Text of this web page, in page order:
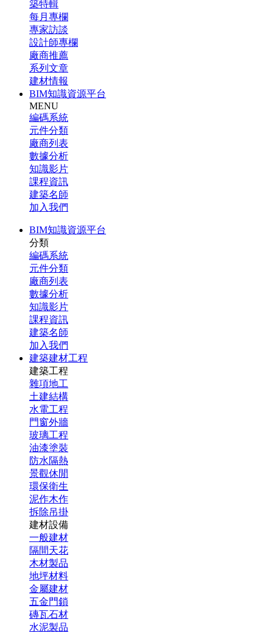
築特輯
每月專欄
專家訪談
設計師專欄
廠商推薦
系列文章
建材情報
BIM知識資源平台
MENU
編碼系統
元件分類
廠商列表
數據分析
知識影片
課程資訊
建築名師
加入我們
BIM知識資源平台
分類
編碼系統
元件分類
廠商列表
數據分析
知識影片
課程資訊
建築名師
加入我們
建築建材工程
建築工程
雜項地工
土建結構
水電工程
門窗外牆
玻璃工程
油漆塗裝
防水隔熱
景觀休閒
環保衛生
泥作木作
拆除吊掛
建材設備
一般建材
隔間天花
木材製品
地坪材料
金屬建材
五金門鎖
磚瓦石材
水泥製品